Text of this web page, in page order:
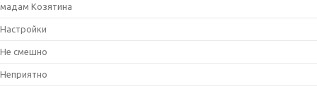
мадам Козятина
Настройки
Не смешно
Неприятно